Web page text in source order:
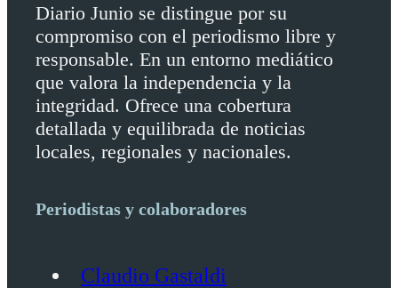
Diario Junio se distingue por su
compromiso con el periodismo libre y
responsable. En un entorno mediático
que valora la independencia y la
integridad. Ofrece una cobertura
detallada y equilibrada de noticias
locales, regionales y nacionales.
Periodistas y colaboradores
Claudio Gastaldi